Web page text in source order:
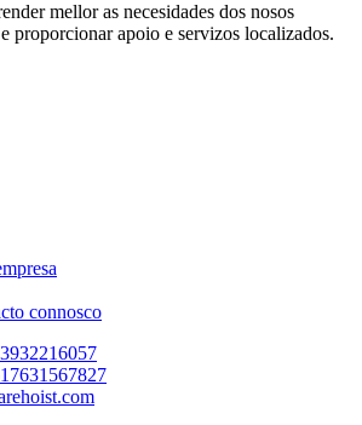
mellor as necesidades dos nosos
proporcionar apoio e servizos localizados.
connosco